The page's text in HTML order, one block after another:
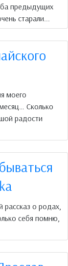
предыдущих
старали...
моего
Сколько
радости
о родах,
себя помню,